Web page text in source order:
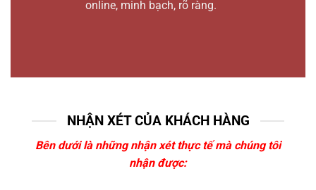
online, minh bạch, rõ ràng.
NHẬN XÉT CỦA KHÁCH HÀNG
Bên dưới là những nhận xét thực tế mà chúng tôi
nhận được: